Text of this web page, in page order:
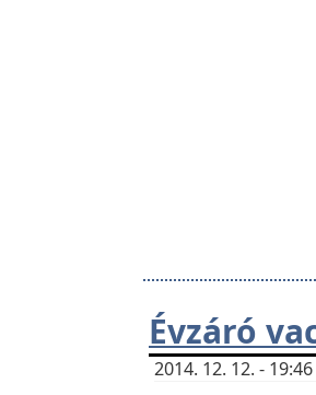
Évzáró
2014. 12. 12. -